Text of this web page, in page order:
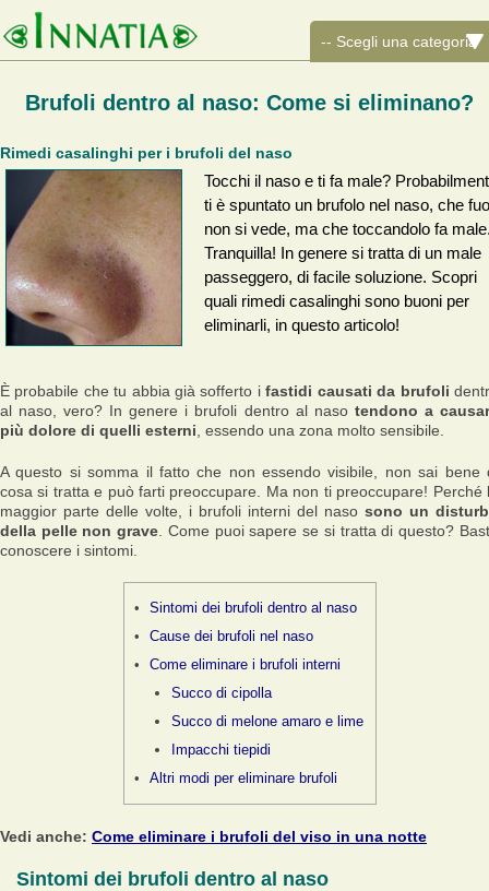
Brufoli dentro al naso: Come si eliminano?
Rimedi casalinghi per i brufoli del naso
Tocchi il naso e ti fa male?
ti è spuntato un brufolo nel naso, che
non si vede, ma che toccandolo fa
Tranquilla! In genere si tratta di un male
passeggero, di facile soluzione. Scopri
quali rimedi casalinghi sono buoni per
eliminarli, in questo articolo!
È probabile che tu abbia già sofferto ifastidi causati da brufoli
al naso, vero? In genere i brufoli dentro al naso tendono a
più dolore di quelli esterni , essendo una zona molto sensibile.
A questo si somma il fatto che non essendo visibile, non sai bene
cosa si tratta e può farti preoccupare. Ma non ti preoccupare! Perché
maggior parte delle volte, i brufoli interni del naso sono un
della pelle non grave . Come puoi sapere se si tratta di questo?
conoscere i sintomi.
Sintomi dei brufoli dentro al naso
Cause dei brufoli nel naso
Come eliminare i brufoli interni
Succo di cipolla
Succo di melone amaro e lime
Impacchi tiepidi
Altri modi per eliminare brufoli
Vedi anche: Come eliminare i brufoli del viso in una notte
Sintomi dei brufoli dentro al naso